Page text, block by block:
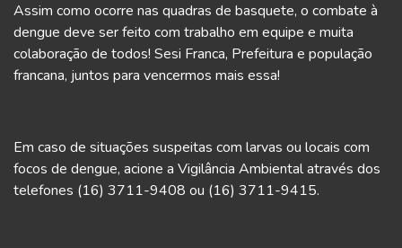
Assim como ocorre nas quadras de basquete, o combate à
dengue deve ser feito com trabalho em equipe e muita
colaboração de todos! Sesi Franca, Prefeitura e população
francana, juntos para vencermos mais essa!
Em caso de situações suspeitas com larvas ou locais com
focos de dengue, acione a Vigilância Ambiental através dos
telefones (16) 3711-9408 ou (16) 3711-9415.